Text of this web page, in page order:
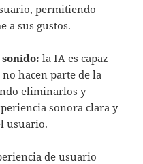
permitiendo
a sus gustos.
sonido:la IA es capaz
hacen parte de la
eliminarlos y
sonora clara y
usuario.
de usuario